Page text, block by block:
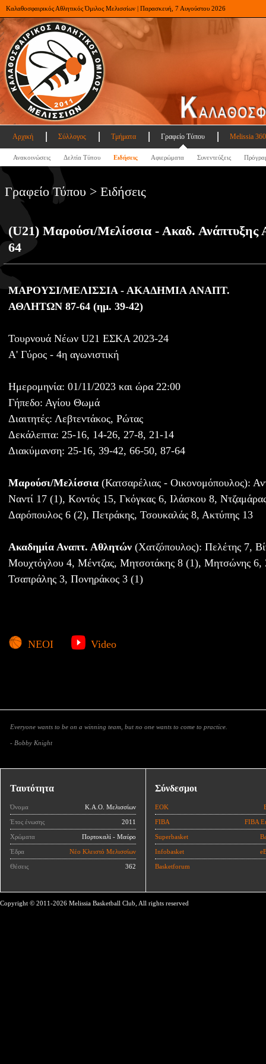
Καλαθοσφαιρικός Αθλητικός Όμιλος Μελισσίων | Παρασκευή, 7 Αυγούστου 2026
Αρχική Σύλλογος Τμήματα Γραφείο Τύπου Melissia
Ανακοινώσεις Δελτία Τύπου Ειδήσεις Αφιερώματα Συνεντεύξεις
Γραφείο Τύπου > Ειδήσεις
(U21) Μαρούσι/Μελίσσια - Ακαδ. Ανάπτυξης
64
ΜΑΡΟΥΣΙ/ΜΕΛΙΣΣΙΑ - ΑΚΑΔΗΜΙΑ ΑΝΑΠΤ.
ΑΘΛΗΤΩΝ 87-64 (ημ. 39-42)
Τουρνουά Νέων U21 ΕΣΚΑ 2023-24
Α' Γύρος - 4η αγωνιστική
Ημερομηνία: 01/11/2023 και ώρα 22:00
Γήπεδο: Αγίου Θωμά
Διαιτητές: Λεβτεντάκος, Ρώτας
Δεκάλεπτα: 25-16, 14-26, 27-8, 21-14
Διακύμανση: 25-16, 39-42, 66-50, 87-64
Μαρούσι/Μελίσσια (Κατσαρέλιας - Οικονομόπουλος):
Ναντί 17 (1), Κοντός 15, Γκόγκας 6, Ιλάσκου 8,
Δαρόπουλος 6 (2), Πετράκης, Τσουκαλάς 8, Ακτύπης 13
Ακαδημία Αναπτ. Αθλητών (Χατζόπουλος): Πελέτης 7,
Μουχτόγλου 4, Μέντζας, Μητσοτάκης 8 (1), Μητσώνης 6,
Τσαπράλης 3, Πονηράκος 3 (1)
ΝΕΟΙ Video
Everyone wants to be on a winning team, but no one wants to come to practice.
- Bobby Knight
Ταυτότητα
Όνομα Κ.Α.Ο. Μελισσίων
Έτος ένωσης 2011
Χρώματα Πορτοκαλί - Μαύρο
Έδρα Νέο Κλειστό Μελισσίων
Θέσεις 362
Σύνδεσμοι
ΕΟΚ
FIBA FIBA
Superbasket
Infobasket
Basketforum
Copyright © 2011-2026 Melissia Basketball Club, All rights reserved